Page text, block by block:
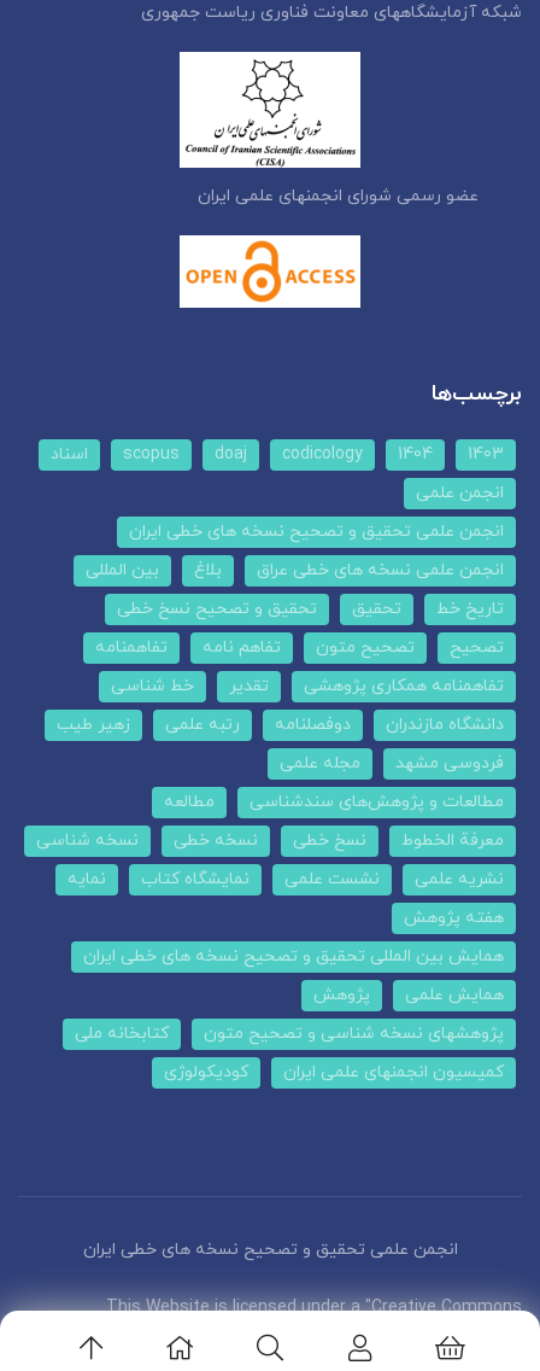
شبکه آزمایشگاههای معاونت فناوری ریاست جمهوری
عضو رسمی شورای انجمنهای علمی ایران
برچسب‌ها
1403
1404
codicology
doaj
scopus
اسناد
انجمن علمی
انجمن علمی تحقیق و تصحیح نسخه های خطی ایران
انجمن علمی نسخه های خطی عراق
بلاغ
بین المللی
تاریخ خط
تحقیق
تحقیق و تصحیح نسخ خطی
تصحیح
تصحیح متون تفاهم نامه
تفاهمنامه
تفاهمنامه همکاری پژوهشی
تقدیر
خط شناسی
دانشگاه مازندران
دوفصلنامه رتبه علمی
زهیر طیب
فردوسی مشهد
مجله علمی
مطالعات و پژوهش‌های سندشناسی
مطالعه
معرفة الخطوط
نسخ خطی نسخه خطی
نسخه شناسی
نشریه علمی
نشست علمی نمایشگاه کتاب
نمایه
هفته پژوهش
همایش بین المللی تحقیق و تصحیح نسخه های خطی ایران
همایش علمی
پژوهش
پژوهشهای نسخه شناسی و تصحیح متون
کتابخانه ملی
کمیسیون انجمنهای علمی ایران
کودیکولوژی
انجمن علمی تحقیق و تصحیح نسخه های خطی ایران
This Website is licensed under a "Creative Commons
Attribution 4.0 International (CC-BY 4.0)